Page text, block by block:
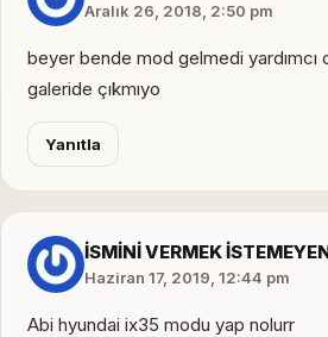
Aralık 26, 2018, 2:50 pm
beyer bende mod gelmedi yardımcı
galeride çıkmıyo
Yanıtla
İSMİNİ VERMEK
Haziran 17, 2019, 12:44 pm
Abi hyundai ix35 modu yap nolurr